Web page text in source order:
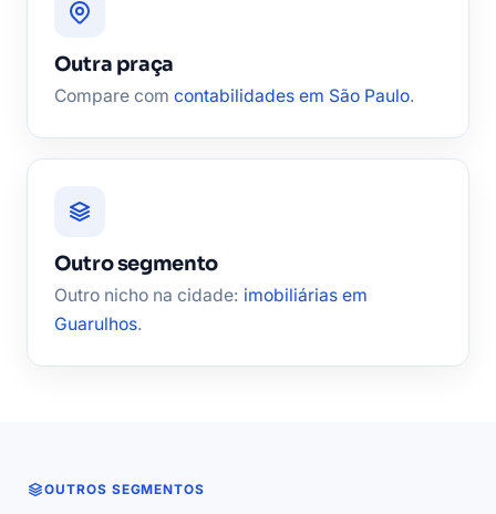
Outra praça
Compare com contabilidades em São Paulo.
Outro segmento
Outro nicho na cidade: imobiliárias em
Guarulhos.
OUTROS SEGMENTOS